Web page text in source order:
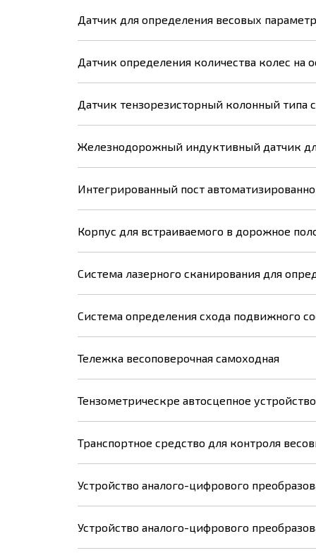
Датчик для определения весовых
Датчик определения количества колес на
Датчик тензорезисторный колонный типа
Железнодорожный индуктивный датчик
Интегрированный пост
Корпус для встраиваемого в дорожное
Система лазерного сканирования для
Система определения схода подвижного
Тележка весоповерочная самоходная
Тензометрическре автосцепное устройство
Транспортное средство для контроля
Устройство аналого-цифрового
Устройство аналого-цифрового